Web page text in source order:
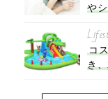
や
コ
き